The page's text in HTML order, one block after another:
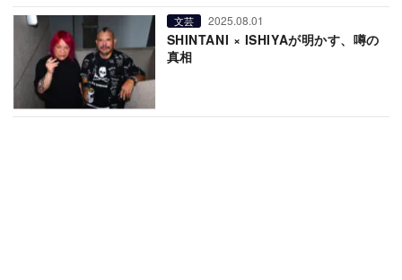
文芸 2025.08.01
SHINTANI × ISHIYAが明かす、噂の
真相